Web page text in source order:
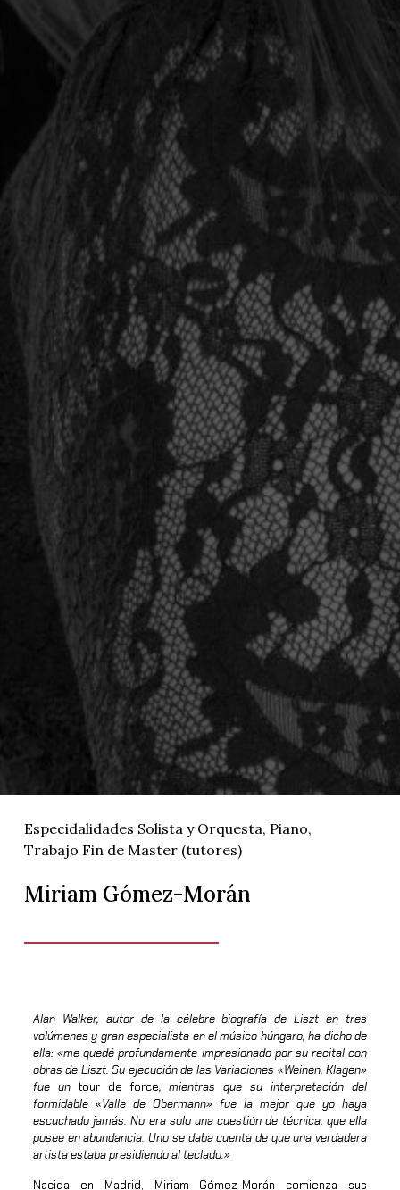
Especidalidades Solista y Orquesta, Piano,
Trabajo Fin de Master (tutores)
Miriam Gómez-Morán
Alan Walker, autor de la célebre biografía de Liszt en tres
volúmenes y gran especialista en el músico húngaro, ha dicho de
ella: «me quedé profundamente impresionado por su recital con
obras de Liszt. Su ejecución de las Variaciones «Weinen, Klagen»
fue untour de force, mientras que su interpretación del
formidable «Valle de Obermann» fue la mejor que yo haya
escuchado jamás. No era solo una cuestión de técnica, que ella
posee en abundancia. Uno se daba cuenta de que una verdadera
artista estaba presidiendo al teclado.»
Nacida en Madrid, Miriam Gómez-Morán comienza sus